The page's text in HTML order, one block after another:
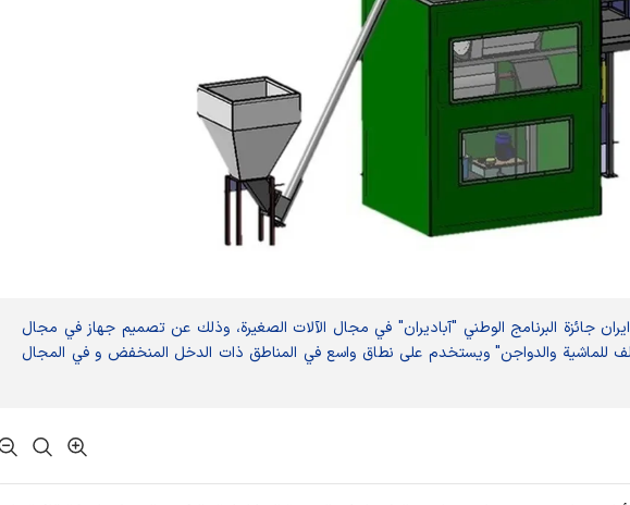
جائزة البرنامج الوطني "آبادیران" في مجال الآلات الصغيرة، وذلك عن تصميم جهاز في مجال
علف للماشية والدواجن" ويستخدم على نطاق واسع في المناطق ذات الدخل المنخفض و في المجال